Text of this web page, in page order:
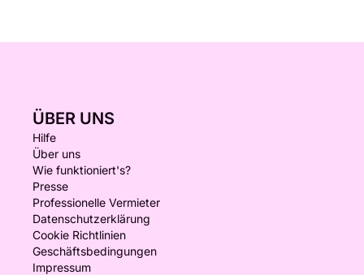
ÜBER UNS
Hilfe
Über uns
Wie funktioniert's?
Presse
Professionelle Vermieter
Datenschutzerklärung
Cookie Richtlinien
Geschäftsbedingungen
Impressum